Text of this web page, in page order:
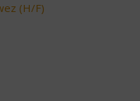
(H/F)